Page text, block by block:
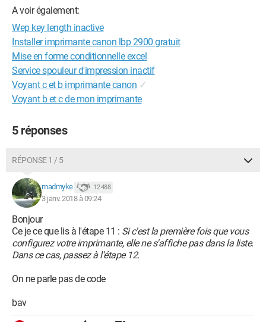
J'ai suivis étape par étape minutieusement le manuel
d'installation, j'ai tout tenté mais rien ne fonctionne.
Je vous remercie pour votre aide.
A voir également:
Wep key length inactive
Installer imprimante canon lbp 2900 gratuit
Mise en forme conditionnelle excel
Service spouleur d'impression inactif
Voyant c et b imprimante canon ✓
Voyant b et c de mon imprimante
5 réponses
RÉPONSE 1 / 5
madmyke 12 488
3 janv. 2018 à 09:24
Bonjour
Ce je ce que lis à l'étape 11 : Si c'est la première fois que vous
configurez votre imprimante, elle ne s'affiche pas dans la liste.
Dans ce cas, passez à l'étape 12.
On ne parle pas de code
bav